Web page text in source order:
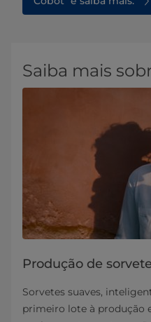
Saiba mais
Produção de
Sorvetes suaves,
primeiro lote à produção